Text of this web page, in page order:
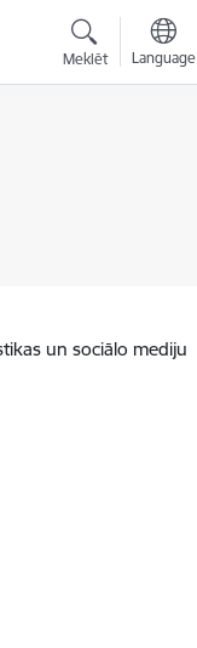
Meklēt Language
un sociālo mediju